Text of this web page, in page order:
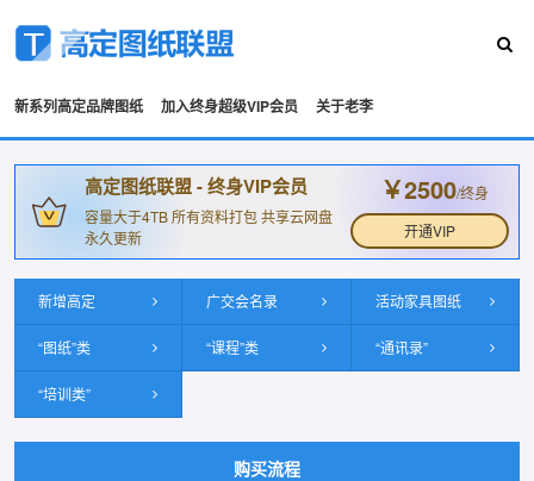
新系列高定品牌图纸 加入终身超级VIP会员 关于老李
高定图纸联盟 - 终身VIP会员
容量大于4TB 所有资料打包 共享云网盘
永久更新
￥2500/终身
开通VIP
新增高定 广交会名录 活动家具图纸
“图纸”类 “课程”类 “通讯录”
“培训类”
购买流程